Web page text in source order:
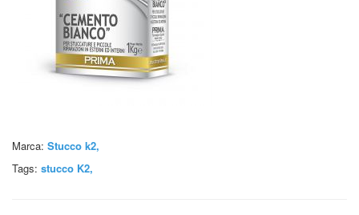
Marca: Stucco k2,
Tags: stucco K2,